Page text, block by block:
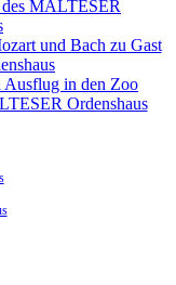
MALTESER
und Bach zu Gast
Ausflug in den Zoo
Ordenshaus